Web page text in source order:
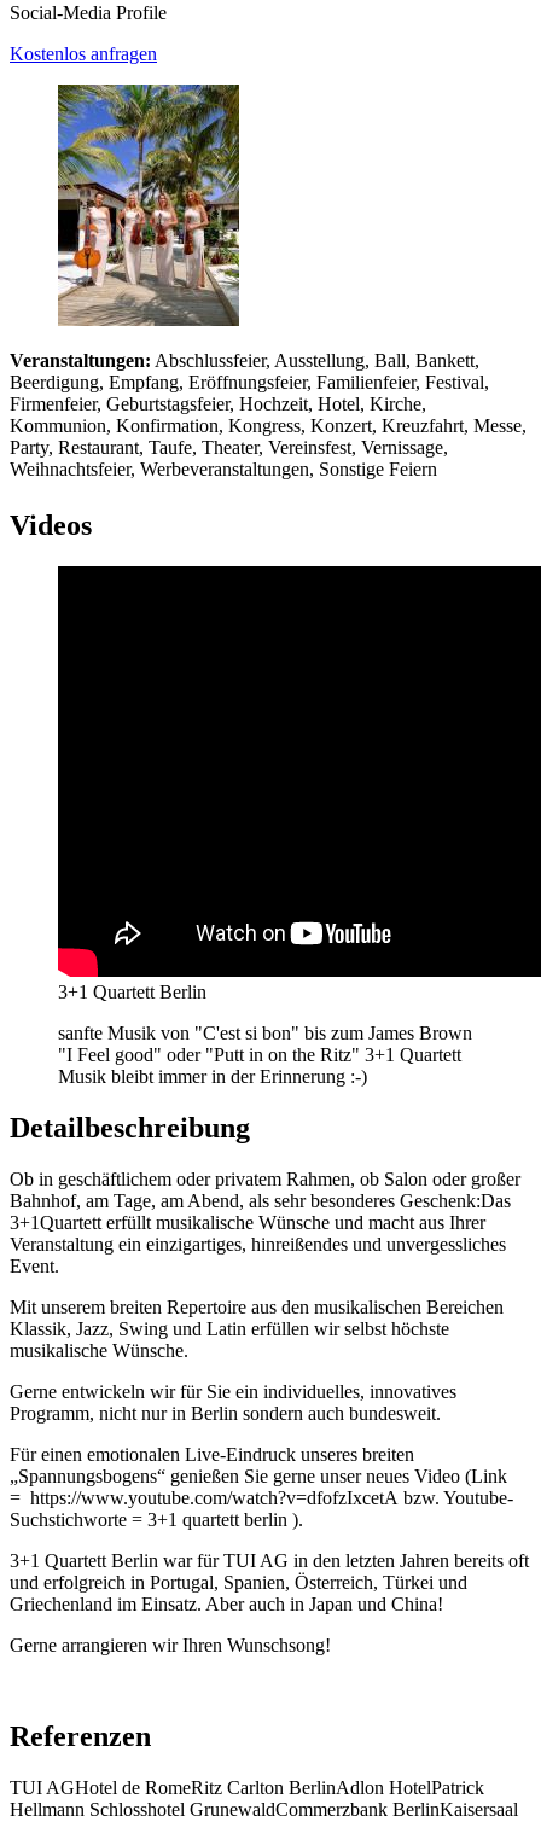
Social-Media Profile
Kostenlos anfragen
Veranstaltungen: Abschlussfeier, Ausstellung, Ball, Bankett,
Beerdigung, Empfang, Eröffnungsfeier, Familienfeier, Festival,
Firmenfeier, Geburtstagsfeier, Hochzeit, Hotel, Kirche,
Kommunion, Konfirmation, Kongress, Konzert, Kreuzfahrt, Messe,
Party, Restaurant, Taufe, Theater, Vereinsfest, Vernissage,
Weihnachtsfeier, Werbeveranstaltungen, Sonstige Feiern
Videos
3+1 Quartett Berlin
sanfte Musik von "C'est si bon" bis zum James Brown
"I Feel good" oder "Putt in on the Ritz" 3+1 Quartett
Musik bleibt immer in der Erinnerung :-)
Detailbeschreibung
Ob in geschäftlichem oder privatem Rahmen, ob Salon oder großer
Bahnhof, am Tage, am Abend, als sehr besonderes Geschenk:Das
3+1Quartett erfüllt musikalische Wünsche und macht aus Ihrer
Veranstaltung ein einzigartiges, hinreißendes und unvergessliches
Event.
Mit unserem breiten Repertoire aus den musikalischen Bereichen
Klassik, Jazz, Swing und Latin erfüllen wir selbst höchste
musikalische Wünsche.
Gerne entwickeln wir für Sie ein individuelles, innovatives
Programm, nicht nur in Berlin sondern auch bundesweit.
Für einen emotionalen Live-Eindruck unseres breiten
„Spannungsbogens“ genießen Sie gerne unser neues Video (Link
= https://www.youtube.com/watch?v=dfofzIxcetA bzw. Youtube-
Suchstichworte = 3+1 quartett berlin ).
3+1 Quartett Berlin war für TUI AG in den letzten Jahren bereits oft
und erfolgreich in Portugal, Spanien, Österreich, Türkei und
Griechenland im Einsatz. Aber auch in Japan und China!
Gerne arrangieren wir Ihren Wunschsong!
Referenzen
TUI AGHotel de RomeRitz Carlton BerlinAdlon HotelPatrick
Hellmann Schlosshotel GrunewaldCommerzbank BerlinKaisersaal